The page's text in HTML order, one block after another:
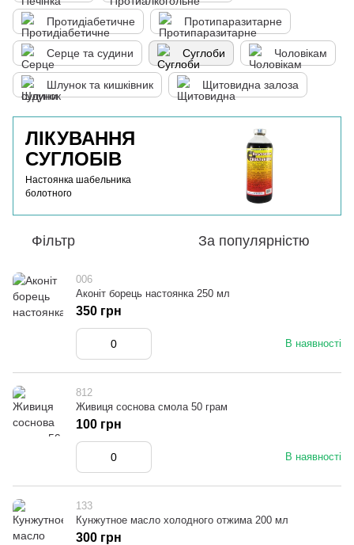
Протидіабетичне Протипаразитарне
Серце та судини Суглоби Чоловікам
Шлунок та кишківник Щитовидна залоза
ЛІКУВАННЯ
СУГЛОБІВ
Настоянка шабельника
болотного
Фільтр За популярністю
006
Аконіт борець настоянка 250 мл
В наявності
350 грн
812
Живиця соснова смола 50 грам
В наявності
100 грн
133
Кунжутное масло холодного отжима 200 мл
300 грн